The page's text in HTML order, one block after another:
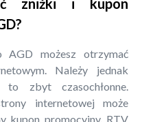
zniżki i kupon
AGD możesz otrzymać
Należy jednak
zbyt czasochłonne.
internetowej może
kupon promocyjny. RTV